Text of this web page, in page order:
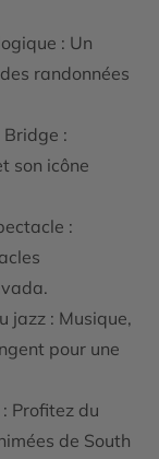
: Un
randonnées
:
son icône
:
jazz : Musique,
pour une
Profitez du
de South